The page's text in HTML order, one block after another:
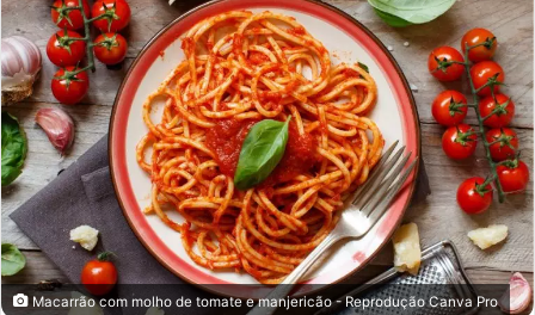
Macarrão com molho de tomate e manjericão - Reprodução Canva Pro